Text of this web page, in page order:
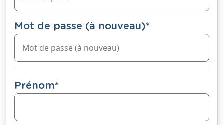
Mot de passe (à nouveau)*
Prénom*